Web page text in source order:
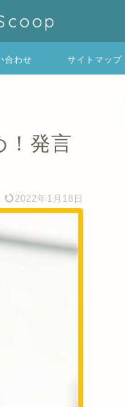
合わせ サイトマップ
！発言
2022年1月18日